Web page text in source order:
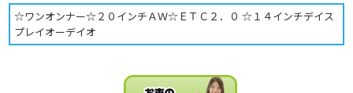
☆ワンオンナー☆２０インチＡＷ☆ＥＴＣ２．０ ☆１４インチデイス
プレイオーデイオ